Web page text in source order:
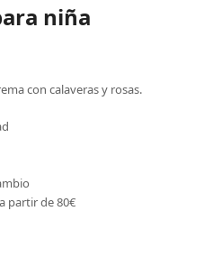
niña
con calaveras y rosas.
partir de 80€